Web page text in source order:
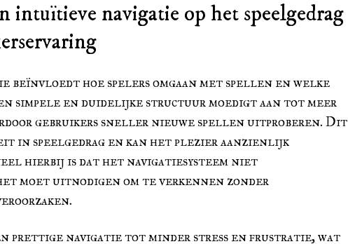
intuïtieve navigatie op het speelgedrag
hoe spelers omgaan met spellen en welke
simpele en duidelijke structuur moedigt aan tot meer
gebruikers sneller nieuwe spellen uitproberen. Dit
in speelgedrag en kan het plezier aanzienlijk
hierbij is dat het navigatiesysteem niet
moet uitnodigen om te verkennen zonder
prettige navigatie tot minder stress en frustratie, wat